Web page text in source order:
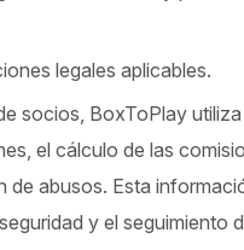
legales aplicables.
socios, BoxToPlay
el cálculo de las
de abusos. Esta
y el seguimiento